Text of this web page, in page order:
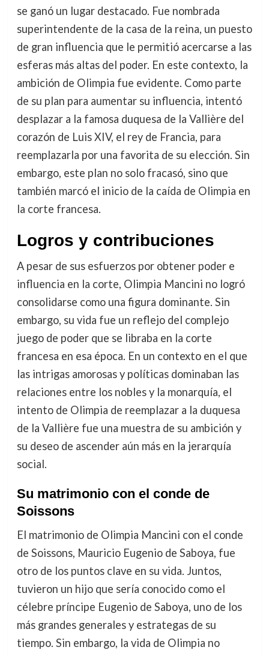
se ganó un lugar destacado. Fue nombrada
superintendente de la casa de la reina, un puesto
de gran influencia que le permitió acercarse a las
esferas más altas del poder. En este contexto, la
ambición de Olimpia fue evidente. Como parte
de su plan para aumentar su influencia, intentó
desplazar a la famosa duquesa de la Vallière del
corazón de Luis XIV, el rey de Francia, para
reemplazarla por una favorita de su elección. Sin
embargo, este plan no solo fracasó, sino que
también marcó el inicio de la caída de Olimpia en
la corte francesa.
Logros y contribuciones
A pesar de sus esfuerzos por obtener poder e
influencia en la corte, Olimpia Mancini no logró
consolidarse como una figura dominante. Sin
embargo, su vida fue un reflejo del complejo
juego de poder que se libraba en la corte
francesa en esa época. En un contexto en el que
las intrigas amorosas y políticas dominaban las
relaciones entre los nobles y la monarquía, el
intento de Olimpia de reemplazar a la duquesa
de la Vallière fue una muestra de su ambición y
su deseo de ascender aún más en la jerarquía
social.
Su matrimonio con el conde de
Soissons
El matrimonio de Olimpia Mancini con el conde
de Soissons, Mauricio Eugenio de Saboya, fue
otro de los puntos clave en su vida. Juntos,
tuvieron un hijo que sería conocido como el
célebre príncipe Eugenio de Saboya, uno de los
más grandes generales y estrategas de su
tiempo. Sin embargo, la vida de Olimpia no